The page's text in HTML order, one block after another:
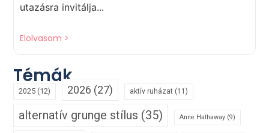
utazásra invitálja...
Elolvasom >
Témák
2025 (12) 2026 (27) aktív ruházat (11)
alternatív grunge stílus (35) Anne Hathaway (9)